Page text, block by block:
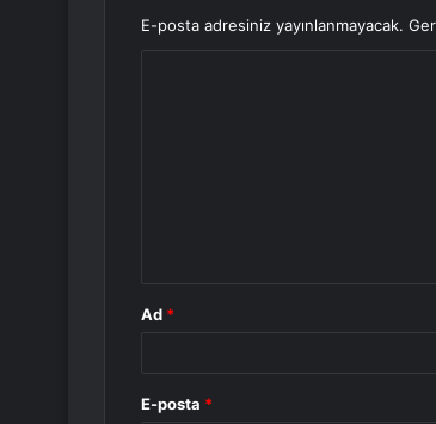
E-posta adresiniz yayınlanmayacak.
Ad *
E-posta *